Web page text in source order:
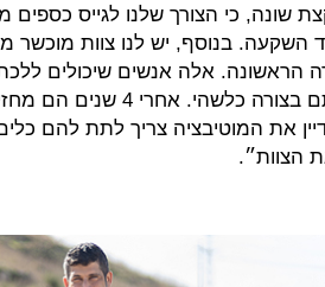
שונה, כי הצורך שלנו לגייס כספים
השקעה. בנוסף, יש לנו צוות מוכשר
הראשונה. אלה אנשים שיכולים
מקומות וצריך לתגמל אותם
את המוטיבציה צריך לתת להם
הצוות״.